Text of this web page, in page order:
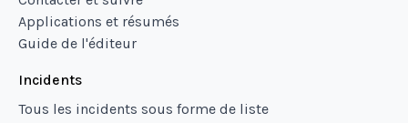
Applications et résumés
Guide de l'éditeur
Incidents
Tous les incidents sous forme de liste